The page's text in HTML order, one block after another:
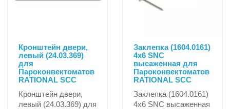
Кронштейн двери,
левый (24.03.369)
для
Пароконвектоматов
RATIONAL SCC
Кронштейн двери,
левый (24.03.369) для
Заклепка (1604.0161)
4х6 SNC
высаженная для
Пароконвектоматов
RATIONAL SCC
Заклепка (1604.0161)
4х6 SNC высаженная